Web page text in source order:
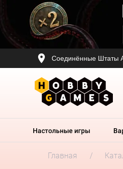
Соединённые Штаты
Настольные игры
Главная